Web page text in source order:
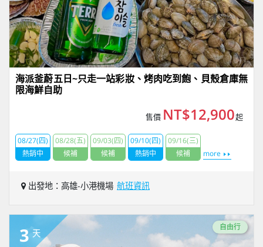
海派釜蔚五日~只走一站彩妝、烤肉吃到飽、貝殼倉庫無
限海鮮自助
售價 NT$12,900起
08/27(四)
熱銷中
08/28(五)
候補
09/03(四)
候補
09/10(四)
熱銷中
09/16(三)
候補
more
出發地：高雄-小港機場 航班資訊
3 天
自由行